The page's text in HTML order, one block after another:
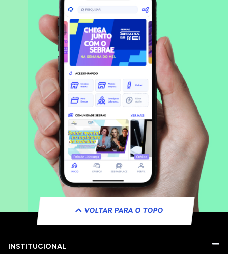
VOLTAR PARA O TOPO
INSTITUCIONAL